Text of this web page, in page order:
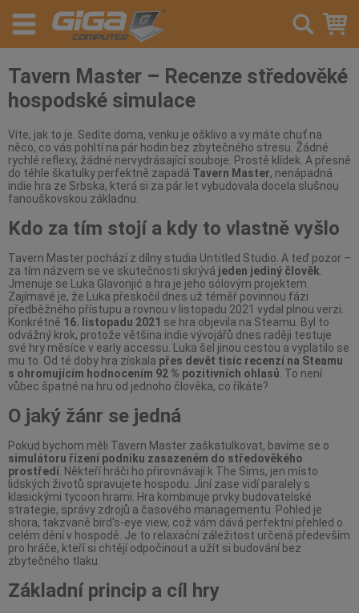
Tavern Master – Recenze středověké
hospodské simulace
Víte, jak to je. Sedíte doma, venku je ošklivo a vy máte chuť na
něco, co vás pohltí na pár hodin bez zbytečného stresu. Žádné
rychlé reflexy, žádné nervydrásající souboje. Prostě klídek. A přesně
do téhle škatulky perfektně zapadá Tavern Master, nenápadná
indie hra ze Srbska, která si za pár let vybudovala docela slušnou
fanouškovskou základnu.
Kdo za tím stojí a kdy to vlastně vyšlo
Tavern Master pochází z dílny studia Untitled Studio. A teď pozor –
za tím názvem se ve skutečnosti skrývá jeden jediný člověk
Jmenuje se Luka Glavonjić a hra je jeho sólovým projektem.
Zajímavé je, že Luka přeskočil dnes už téměř povinnou fázi
předběžného přístupu a rovnou v listopadu 2021 vydal plnou verzi.
Konkrétně 16. listopadu 2021 se hra objevila na Steamu. Byl to
odvážný krok, protože většina indie vývojářů dnes raději testuje
své hry měsíce v early accessu. Luka šel jinou cestou a vyplatilo se
mu to. Od té doby hra získala přes devět tisíc recenzí na Steamu
s ohromujícím hodnocením 92 % pozitivních ohlasů . To není
vůbec špatné na hru od jednoho člověka, co říkáte?
O jaký žánr se jedná
Pokud bychom měli Tavern Master zaškatulkovat, bavíme se o
simulátoru řízení podniku zasazeném do středověkého
prostředí . Někteří hráči ho přirovnávají k The Sims, jen místo
lidských životů spravujete hospodu. Jiní zase vidí paralely s
klasickými tycoon hrami. Hra kombinuje prvky budovatelské
strategie, správy zdrojů a časového managementu. Pohled je
shora, takzvaně bird's-eye view, což vám dává perfektní přehled o
celém dění v hospodě. Je to relaxační záležitost určená především
pro hráče, kteří si chtějí odpočinout a užít si budování bez
zbytečného tlaku.
Základní princip a cíl hry